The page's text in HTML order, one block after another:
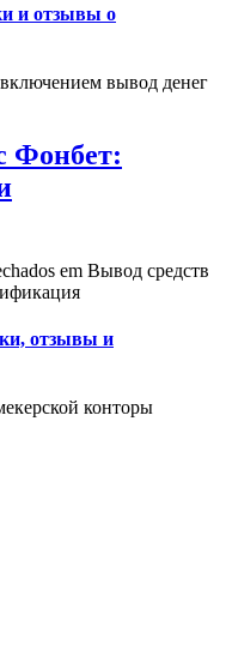
и отзывы о
вывод денег
Фонбет:
em Вывод средств
отзывы и
конторы